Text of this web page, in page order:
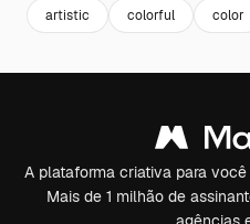
artistic colorful color
A plataforma criativa para
Mais de 1 milhão de